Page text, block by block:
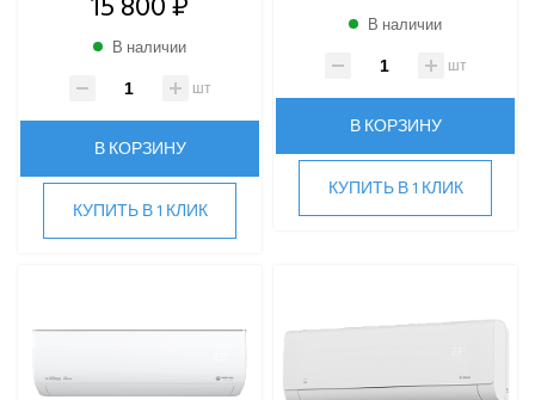
В наличии
шт
В КОРЗИНУ
КУПИТЬ В 1 КЛИК
В наличии
шт
В КОРЗИНУ
КУПИТЬ В 1 КЛИК